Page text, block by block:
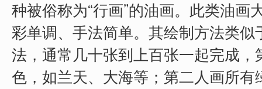
种被俗称为“行画”的油画。此类油画
彩单调、手法简单。其绘制方法类似
法，通常几十张到上百张一起完成，
色，如兰天、大海等；第二人画所有